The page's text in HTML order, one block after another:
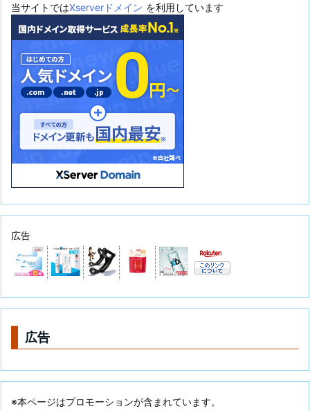
当サイトではXserverドメイン を利用しています
広告
広告
※本ページはプロモーションが含まれています。